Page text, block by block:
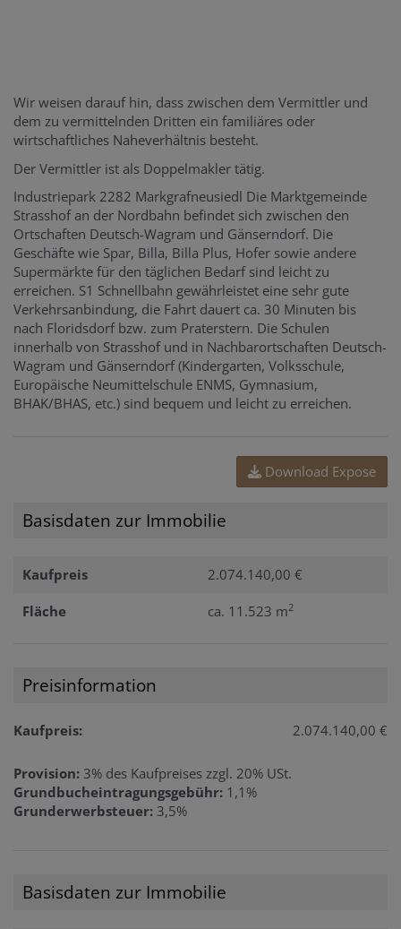
Wir weisen darauf hin, dass zwischen dem Vermittler und
dem zu vermittelnden Dritten ein familiäres oder
wirtschaftliches Naheverhältnis besteht.
Der Vermittler ist als Doppelmakler tätig.
Industriepark 2282 Markgrafneusiedl Die Marktgemeinde
Strasshof an der Nordbahn befindet sich zwischen den
Ortschaften Deutsch-Wagram und Gänserndorf. Die
Geschäfte wie Spar, Billa, Billa Plus, Hofer sowie andere
Supermärkte für den täglichen Bedarf sind leicht zu
erreichen. S1 Schnellbahn gewährleistet eine sehr gute
Verkehrsanbindung, die Fahrt dauert ca. 30 Minuten bis
nach Floridsdorf bzw. zum Praterstern. Die Schulen
innerhalb von Strasshof und in Nachbarortschaften Deutsch-
Wagram und Gänserndorf (Kindergarten, Volksschule,
Europäische Neumittelschule ENMS, Gymnasium,
BHAK/BHAS, etc.) sind bequem und leicht zu erreichen.
Download Expose
Basisdaten zur Immobilie
Kaufpreis 2.074.140,00 €
Fläche ca. 11.523 m2
Preisinformation
Kaufpreis: 2.074.140,00 €
Provision: 3% des Kaufpreises zzgl. 20% USt.
Grundbucheintragungsgebühr: 1,1%
Grunderwerbsteuer: 3,5%
Basisdaten zur Immobilie